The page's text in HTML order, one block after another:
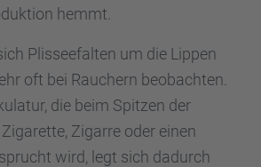
hemmt.
Plissee­fal­ten um die Lippen
oft bei Rauchern beobach­ten.
die beim Spitzen der
Zigarre oder einen
wird, legt sich dadurch